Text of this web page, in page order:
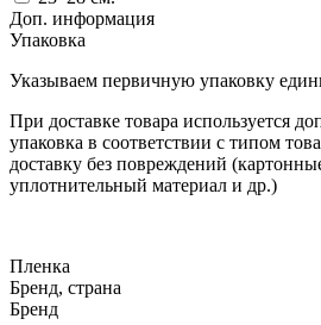
Доп. информация
Упаковка
Указываем первичную упаковку
При доставке товара используется
упаковка в соответствии с типом
доставку без повреждений
уплотнительный материал и др.)
Пленка
Бренд, страна
Бренд